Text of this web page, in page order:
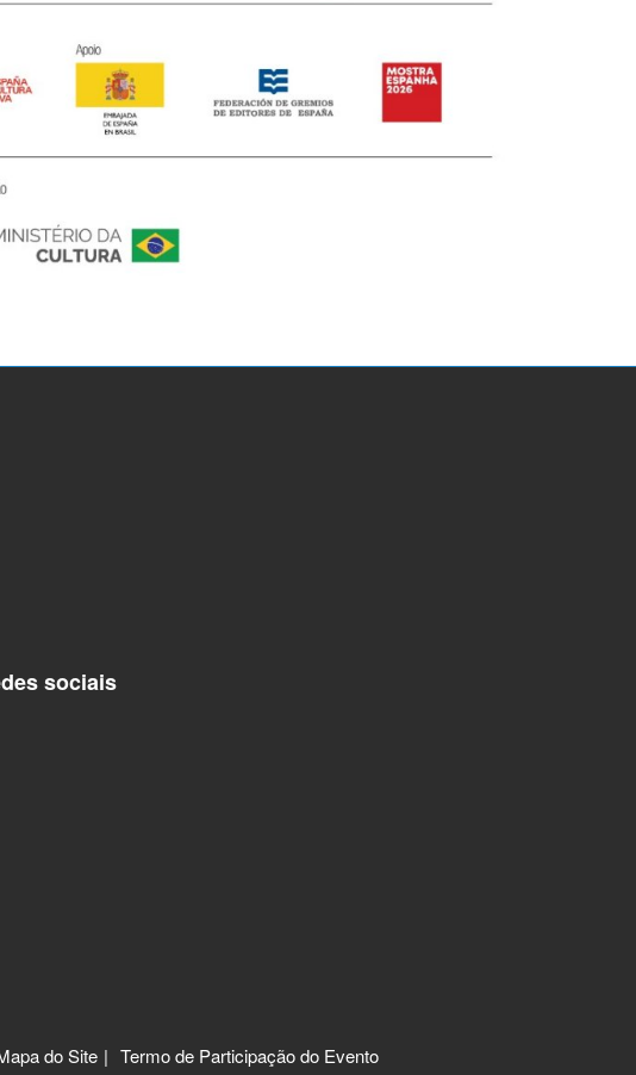
sociais
do Site Termo de Participação do Evento